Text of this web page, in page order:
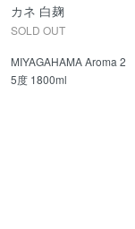
カネ 白麹
SOLD OUT
MIYAGAHAMA Aroma 2
5度 1800ml